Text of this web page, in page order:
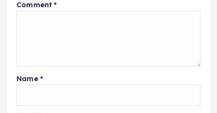
Comment*
Name *